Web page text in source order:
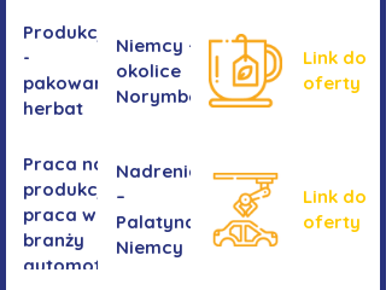
Produkcja
-
pakowanie
herbat
Niemcy -
okolice
Norymbergii
Link do
oferty
Praca na
produkcji -
praca w
branży
automotive
Nadrenia
–
Palatynat,
Niemcy
Link do
oferty